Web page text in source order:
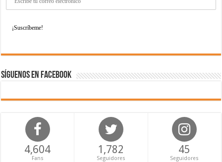
Síguenos en Facebook
4,604
Fans
1,782
Seguidores
45
Seguidores